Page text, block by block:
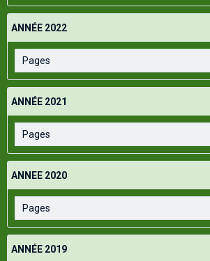
ANNÉE 2022
ANNÉE 2021
ANNEE 2020
ANNÉE 2019